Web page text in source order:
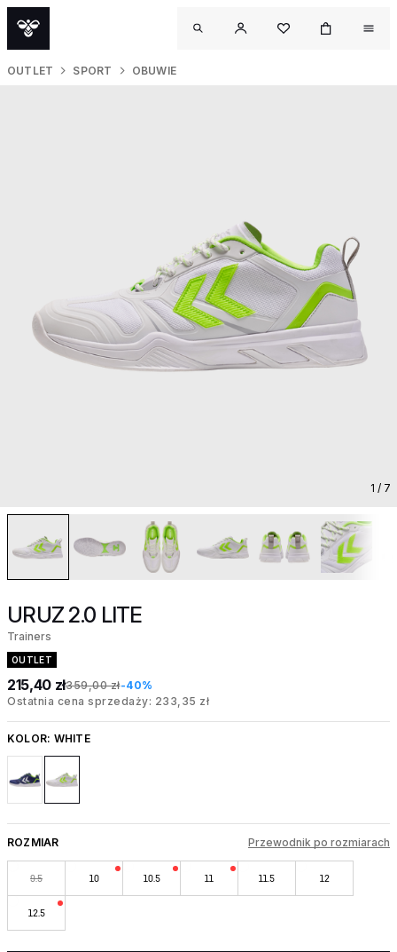
OUTLET SPORT OBUWIE
1 / 7
URUZ 2.0 LITE
Trainers
OUTLET
215,40 zł359,00 zł-40%
Ostatnia cena sprzedaży: 233,35 zł
KOLOR: WHITE
ROZMIAR Przewodnik po rozmiarach
9.5 10 10.5 11 11.5 12
12.5